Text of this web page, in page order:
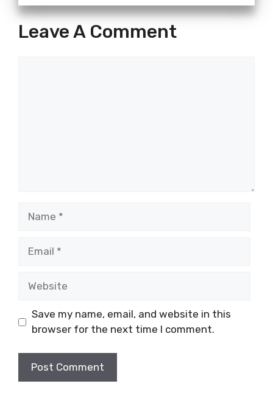
Leave A Comment
Save my name, email, and website in this
browser for the next time I comment.